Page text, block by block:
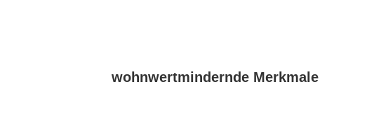
wohnwertmindernde Merkmale